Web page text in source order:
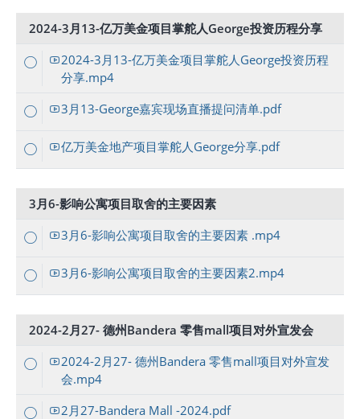
2024-3月13-亿万美金项目掌舵人George投资历程分享
2024-3月13-亿万美金项目掌舵人George投资历程
分享.mp4
3月13-George嘉宾现场直播提问清单.pdf
亿万美金地产项目掌舵人George分享.pdf
3月6-影响公寓项目取舍的主要因素
3月6-影响公寓项目取舍的主要因素 .mp4
3月6-影响公寓项目取舍的主要因素2.mp4
2024-2月27- 德州Bandera 零售mall项目对外宣发会
2024-2月27- 德州Bandera 零售mall项目对外宣发
会.mp4
2月27-Bandera Mall -2024.pdf